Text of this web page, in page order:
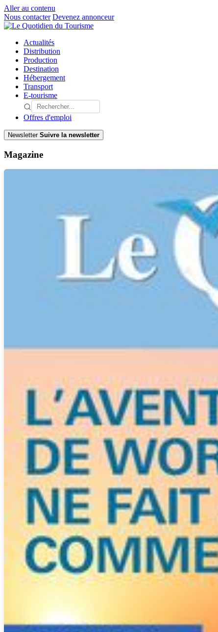
Aller au contenu
Nous contacter Devenez annonceur
Actualités
Distribution
Production
Destination
Hébergement
Transport
E-tourisme
Offres d'emploi
Newsletter Suivre la newsletter
Magazine